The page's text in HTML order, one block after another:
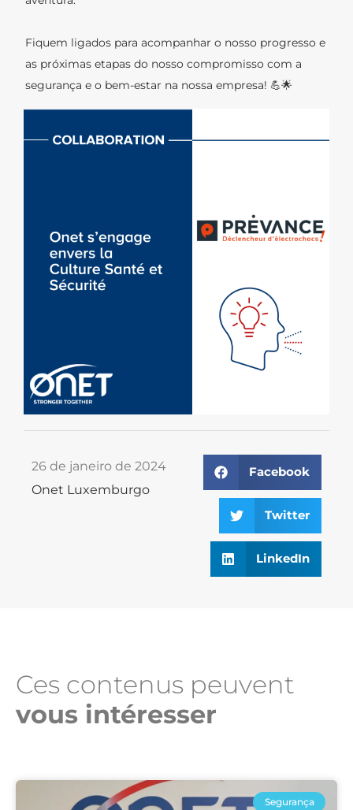
Fiquem ligados para acompanhar o nosso progresso e
as próximas etapas do nosso compromisso com a
segurança e o bem-estar na nossa empresa! 💪🌟
26 de janeiro de 2024
Onet Luxemburgo
Facebook
Twitter
LinkedIn
Ces contenus peuvent
vous intéresser​
Segurança